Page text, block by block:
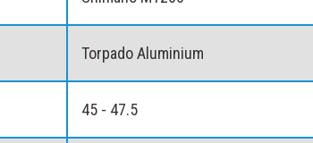
Torpado Aluminium
45 - 47.5